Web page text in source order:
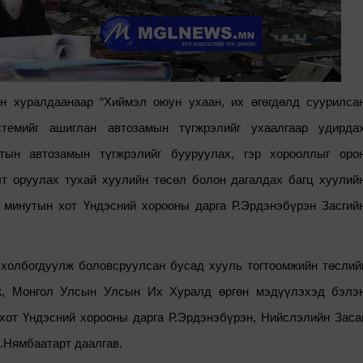
“Хиймэл оюун ухаан, их өгөгдөлд
ашиглан автозамын түгжрэлийг ухаалгаар
автозамын түгжрэлийг бууруулах, гэр хорооллыг
оруулах тухай хуулийн төсөл болон дагалдах багц
хот Үндэсний хорооны дарга Р.Эрдэнэбүрэн
ж боловсруулсан бусад хууль тогтоомжийн
Монгол Улсын Улсын Их Хуралд өргөн мэдүүлэхэд
Үндэсний хорооны дарга Р.Эрдэнэбүрэн, Нийслэлийн З
даалгав.